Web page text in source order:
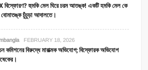
বিস্ফোরণ? হুমকি মেল ঘিরে চরম আতঙ্ক! একটি হমকি মেল কে
বোমাতঙ্ক চুঁচুড়া আদালতে।
FEBRUARY 18, 2026
কমিশনের বিরুদ্ধে মারাত্মক অভিযোগ; বিস্ফোরক অভিযোগ